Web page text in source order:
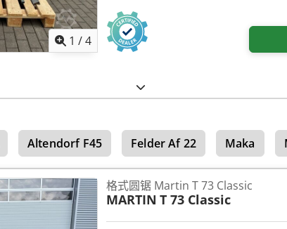
1 /4
Altendorf F45 Felder Af 22 Maka
格式圆锯 Martin T 73 Classic
MARTIN T 73 Classic